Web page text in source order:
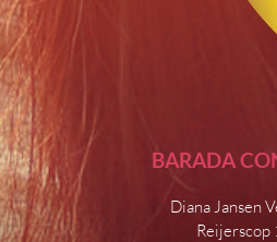
BARADA
Diana Jansen
Reijerscop